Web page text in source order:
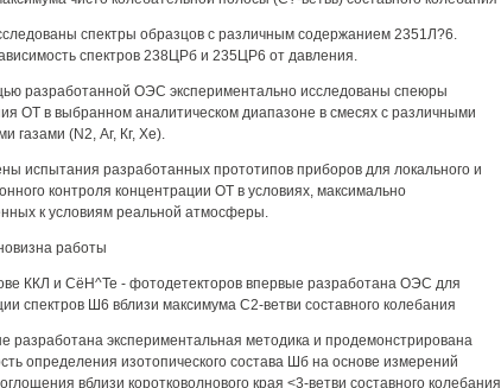
спектры образцов с различным содержанием 2351Л?6.
спектров 238ЦРб и 235ЦР6 от давления.
разработанной ОЭС экспериментально исследованы спеюры
ОТ в выбранном аналитическом диапазоне в смесях с различными
газами (N2, Аг, Кг, Хе).
испытания разработанных прототипов приборов для локального и
контроля концентрации ОТ в условиях, максимально
к условиям реальной атмосферы.
работы
ККЛ и СёН^Те - фотодетекторов впервые разработана ОЭС для
спектров Ш6 вблизи максимума С2-ветви составного колебания
разработана экспериментальная методика и продемонстрирована
определения изотопического состава Шб на основе измерений
вблизи коротковолнового края <3-ветви составного колебания